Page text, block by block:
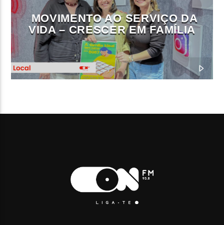
MOVIMENTO AO SERVIÇO DA
VIDA – CRESCER EM FAMÍLIA